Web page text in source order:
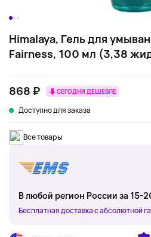
Himalaya, Гель для
Fairness, 100 мл (3,38
868 ₽ СЕГОДНЯ ДЕШЕВЛЕ
Доступно для заказа
Все товары
В любой регион России за 15-
Бесплатная доставка с абсолютной